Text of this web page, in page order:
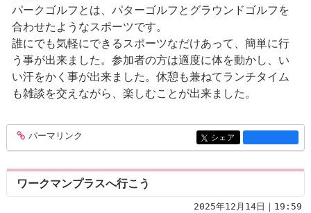
パークゴルフとは、パターゴルフとグラウンドゴルフを
合わせたようなスポーツです。
誰にでも気軽にできるスポーツなだけあって、簡単に行
う事が出来ました。参加者の方は適度に体を動かし、い
い汗をかく事が出来ました。休憩も兼ねてランチタイム
も雑談を交えながら、楽しむことが出来ました。
entry1363
パーマリンク entry1363
シェア
ワークマンプラスへ行こう
2025年12月14日｜19:59